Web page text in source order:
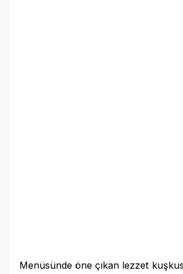
Menüsünde öne çıkan lezzet